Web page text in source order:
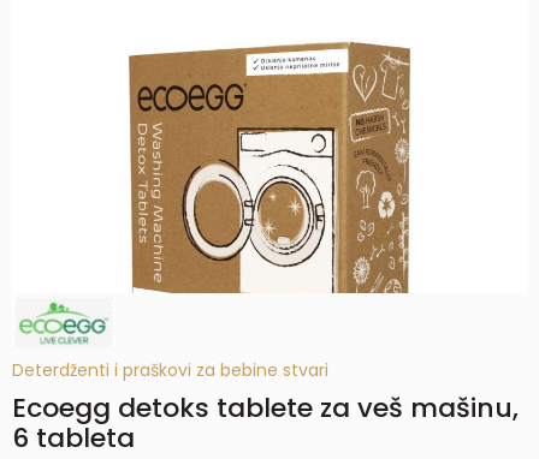
Deterdženti i praškovi za bebine stvari
Ecoegg detoks tablete za veš mašinu,
6 tableta